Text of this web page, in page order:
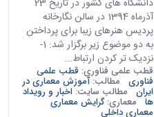
دانشگاه های کشور در تاریخ 23
آذرماه 1394 در سالن نگارخانه
پردیس هنرهای زیبا برای پرداختن
به دو موضوع زیر برگزار شد: 1-
نزدیک تر کردن ارتباط...
قطب علمی فناوری: قطب علمی
فناوری مطالب:آموزش معماری در
ایران مطالب سایت: اخبار و رویداد
ها معماری:گرایش معماری
معماری داخلی